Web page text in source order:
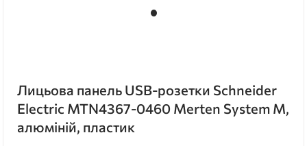
Лицьова панель USB-розетки Schneider
Electric MTN4367-0460 Merten System M,
алюміній, пластик